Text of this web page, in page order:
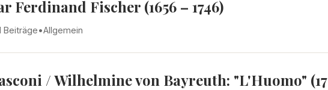
Ferdinand Fischer (1656 – 1746)
Beiträge•Allgemein
/ Wilhelmine von Bayreuth: "L'Huomo"